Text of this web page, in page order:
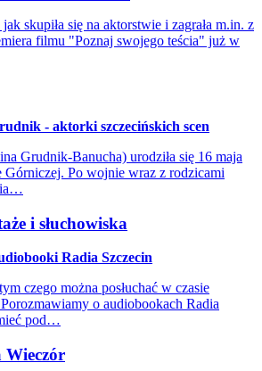
skupiła się na aktorstwie i zagrała m.in. z
filmu "Poznaj swojego teścia" już w
- aktorki szczecińskich scen
Grudnik-Banucha) urodziła się 16 maja
Po wojnie wraz z rodzicami
i słuchowiska
Radia Szczecin
czego można posłuchać w czasie
o audiobookach Radia
pod…
Wieczór